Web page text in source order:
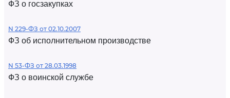
ФЗ о госзакупках
N 229-ФЗ от 02.10.2007
ФЗ об исполнительном производстве
N 53-ФЗ от 28.03.1998
ФЗ о воинской службе